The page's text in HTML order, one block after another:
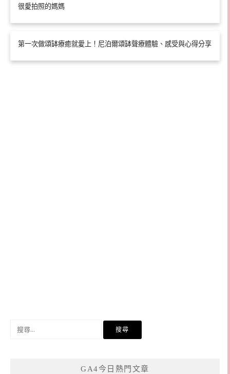
很愛拍照的媽媽
第一次做頌缽療癒就愛上！尼泊爾頌缽聲療體驗、感受與心得分享
GA4今日熱門文章